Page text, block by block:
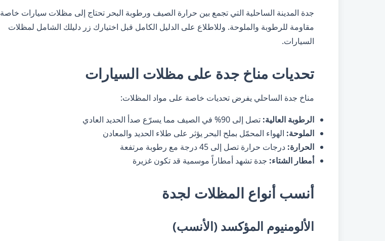
جدة المدينة الساحلية التي تجمع بين حرارة الصيف ورطوبة البحر تحتاج إلى مظلات سيارات خاصة
مقاومة للرطوبة والملوحة. وللاطلاع على الدليل الكامل قبل اختيارك زر دليلك الشامل لمظلات
السيارات.
تحديات مناخ جدة على مظلات السيارات
مناخ جدة الساحلي يفرض تحديات خاصة على مواد المظلات:
الرطوبة العالية: تصل إلى 90% في الصيف مما يسرّع صدأ الحديد العادي
الملوحة: الهواء المحمّل بملح البحر يؤثر على طلاء الحديد والمعادن
الحرارة: درجات حرارة تصل إلى 45 درجة مع رطوبة مرتفعة
أمطار الشتاء: جدة تشهد أمطاراً موسمية قد تكون غزيرة
أنسب أنواع المظلات لجدة
الألومنيوم المؤكسد (الأنسب)